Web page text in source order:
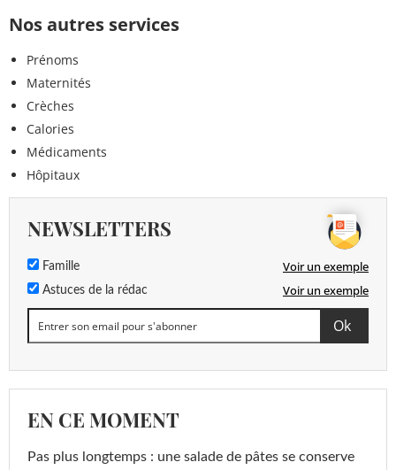
Nos autres services
Prénoms
Maternités
Crèches
Calories
Médicaments
Hôpitaux
NEWSLETTERS
Famille Voir un exemple
Astuces de la rédac Voir un exemple
EN CE MOMENT
Pas plus longtemps : une salade de pâtes se conserve